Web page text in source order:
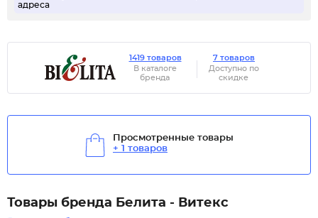
адреса
1419 товаров
В каталоге
бренда
7 товаров
Доступно по
скидке
Просмотренные товары
+ 1 товаров
Товары бренда Белита - Витекс